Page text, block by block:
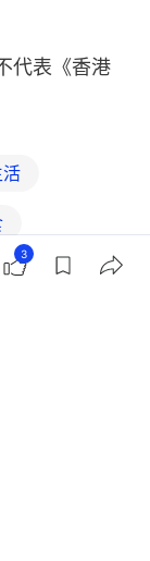
代表《香港
3